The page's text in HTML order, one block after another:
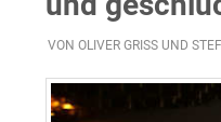
VON OLIVER GRISS UND